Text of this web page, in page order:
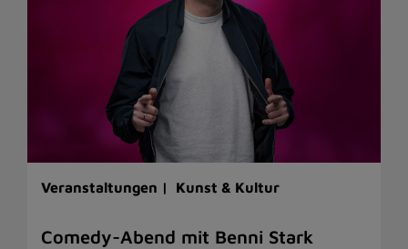
Veranstaltungen | Kunst & Kultur
Comedy-Abend mit Benni Stark